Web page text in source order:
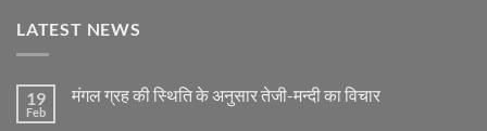
LATEST NEWS
19
Feb
मंगल ग्रह की स्थिति के अनुसार तेजी-मन्दी का विचार